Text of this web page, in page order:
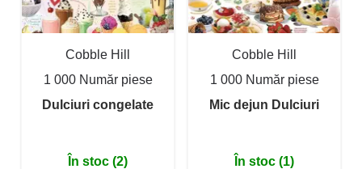
Cobble Hill
1 000 Număr piese
Dulciuri congelate
În stoc (2)
Cobble Hill
1 000 Număr piese
Mic dejun Dulciuri
În stoc (1)